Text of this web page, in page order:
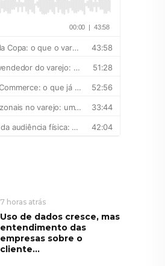
7 horas atrás
Uso de dados cresce, mas
entendimento das
empresas sobre o
cliente...